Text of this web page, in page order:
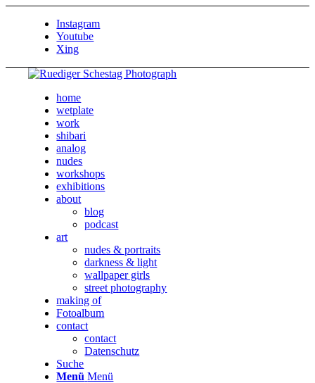
Instagram
Youtube
Xing
home
wetplate
work
shibari
analog
nudes
workshops
exhibitions
about
blog
podcast
art
nudes & portraits
darkness & light
wallpaper girls
street photography
making of
Fotoalbum
contact
contact
Datenschutz
Suche
Menü Menü